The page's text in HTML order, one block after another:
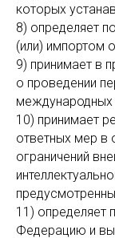
которых
8) определяет
(или) импортом
9) принимает в
о проведении
10) принимает
ответных мер в
ограничений
11) определяет
Федерацию и